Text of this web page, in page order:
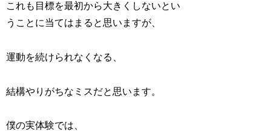
これも目標を最初から大きくしないとい
うことに当てはまると思いますが、
運動を続けられなくなる、
結構やりがちなミスだと思います。
僕の実体験では、